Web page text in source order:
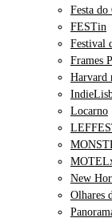
Festa do
FESTin
Festival
Frames
Harvard
Locarno
New
Olhares